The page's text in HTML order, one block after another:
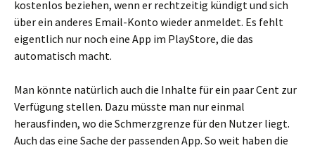
kostenlos beziehen, wenn er rechtzeitig kündigt und sich
über ein anderes Email-Konto wieder anmeldet. Es fehlt
eigentlich nur noch eine App im PlayStore, die das
automatisch macht.
Man könnte natürlich auch die Inhalte für ein paar Cent zur
Verfügung stellen. Dazu müsste man nur einmal
herausfinden, wo die Schmerzgrenze für den Nutzer liegt.
Auch das eine Sache der passenden App. So weit haben die